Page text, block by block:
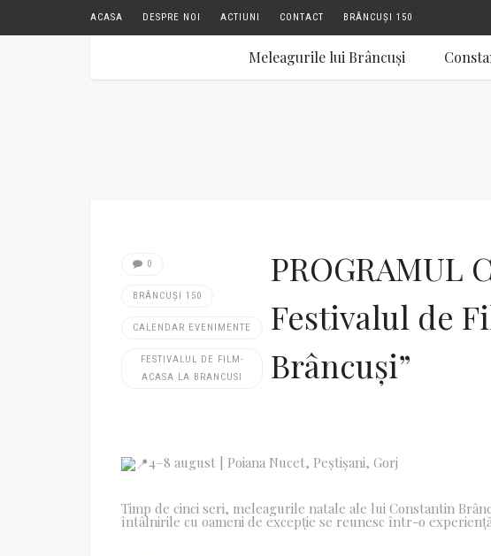
ACASA DESPRE NOI ACTIUNI CONTACT BRÂNCUȘI 150
Meleagurile lui Brâncuși
0
BRÂNCUȘI 150
CALENDAR EVENIMENTE
FESTIVALUL DE FILM-
ACASA LA BRANCUSI
PROGRAMUL
Festivalul de
Brâncuși”
4–8 august | Poiana Nucet, Peștișani, Gorj
Timp de cinci seri, meleagurile natale ale lui Constantin
întâlnirile cu oameni de excepție se reunesc într-o